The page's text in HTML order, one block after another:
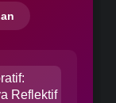
Reflektif